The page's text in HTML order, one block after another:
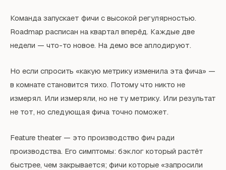
Команда запускает фичи с высокой регулярностью.
Roadmap расписан на квартал вперёд. Каждые две
недели — что-то новое. На демо все аплодируют.
Но если спросить «какую метрику изменила эта фича» —
в комнате становится тихо. Потому что никто не
измерял. Или измеряли, но не ту метрику. Или результат
не тот, но следующая фича точно поможет.
Feature theater — это производство фич ради
производства. Его симптомы: бэклог который растёт
быстрее, чем закрывается; фичи которые «запросили